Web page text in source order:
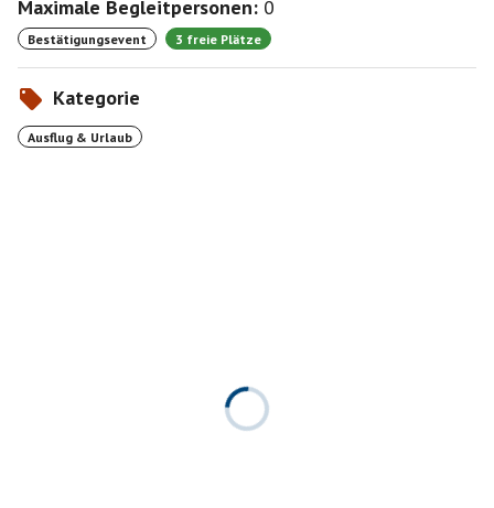
Maximale Begleitpersonen: 0
Bestätigungsevent 3 freie Plätze
Kategorie
Ausflug & Urlaub